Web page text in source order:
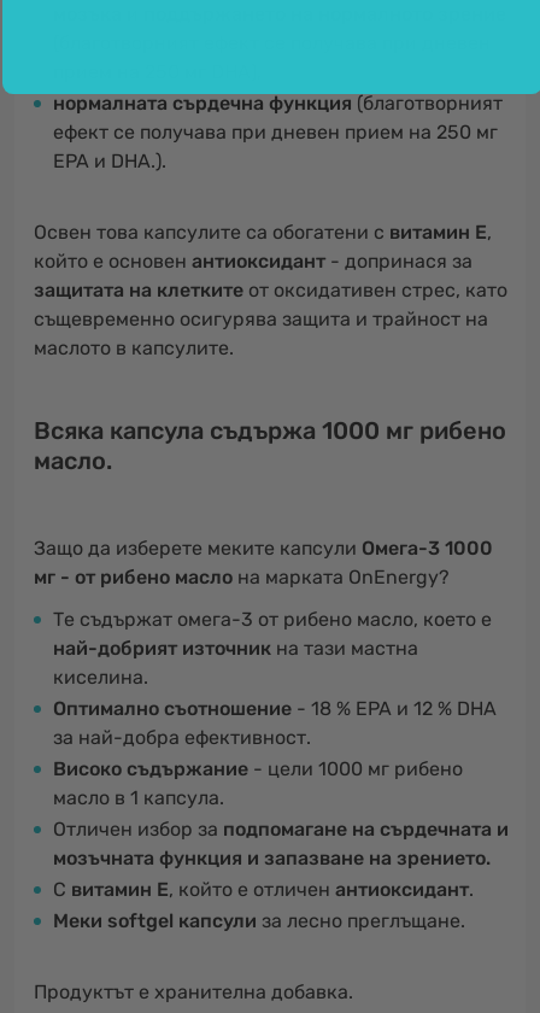
нормалната сърдечна функция (благотворният
ефект се получава при дневен прием на 250 мг
EPA и DHA.).
Освен това капсулите са обогатени с витамин Е,
който е основен антиоксидант - допринася за
защитата на клетките от оксидативен стрес, като
същевременно осигурява защита и трайност на
маслото в капсулите.
Всяка капсула съдържа 1000 мг рибено
масло.
Защо да изберете меките капсули Омега-3 1000
мг - от рибено масло на марката OnEnergy?
Те съдържат омега-3 от рибено масло, което е
най-добрият източник на тази мастна
киселина.
Оптимално съотношение - 18 % EPA и 12 % DHA
за най-добра ефективност.
Високо съдържание - цели 1000 мг рибено
масло в 1 капсула.
Отличен избор за подпомагане на сърдечната и
мозъчната функция и запазване на зрението.
С витамин Е, който е отличен антиоксидант.
Меки softgel капсули за лесно преглъщане.
Продуктът е хранителна добавка.